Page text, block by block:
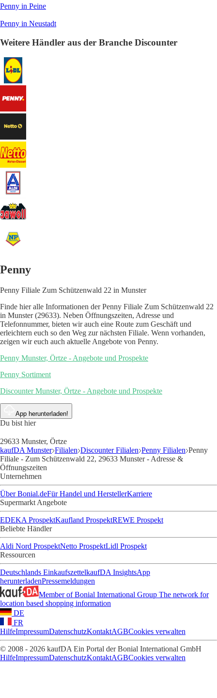
Penny in Peine
Penny in Neustadt
Weitere Händler aus der Branche Discounter
Penny
Penny Filiale Zum Schützenwald 22 in Munster
Finde hier alle Informationen der Penny Filiale Zum Schützenwald 22
in Munster (29633). Neben Öffnungszeiten, Adresse und
Telefonnummer, bieten wir auch eine Route zum Geschäft und
erleichtern euch so den Weg zur nächsten Filiale. Wenn vorhanden,
zeigen wir euch auch aktuelle Angebote von Penny.
Penny Munster, Örtze - Angebote und Prospekte
Penny Sortiment
Discounter Munster, Örtze - Angebote und Prospekte
App herunterladen!
Du bist hier
29633 Munster, Örtze
kaufDA Munster Filialen Discounter Filialen Penny Filialen Penny
Filiale - Zum Schützenwald 22, 29633 Munster - Adresse &
Öffnungszeiten
Unternehmen
Über Bonial.deFür Handel und HerstellerKarriere
Supermarkt Angebote
EDEKA ProspektKaufland ProspektREWE Prospekt
Beliebte Händler
Aldi Nord ProspektNetto ProspektLidl Prospekt
Ressourcen
Deutschlands EinkaufszettelkaufDA InsightsApp
herunterladenPressemeldungen
Member of Bonial International Group The network for
location based shopping information
DE
FR
HilfeImpressumDatenschutzKontaktAGBCookies verwalten
© 2008 - 2026 kaufDA Ein Portal der Bonial International GmbH
HilfeImpressumDatenschutzKontaktAGBCookies verwalten